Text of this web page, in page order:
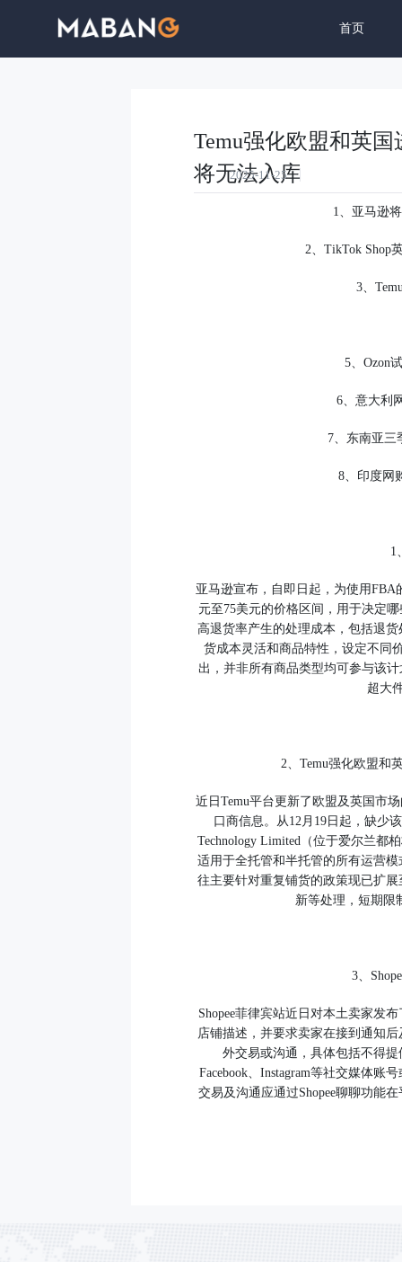
首页
Temu强化欧盟和英
将无法入库
2025-11-25
1、亚马逊
2、TikTok Shop
3、
5、Ozon
6、意大利
7、东南亚三
8、印度网
1
亚马逊宣布，自即日起，为使用FBA
元至75美元的价格区间，用于决定
高退货率产生的处理成本，包括退
货成本灵活和商品特性，设定不同
出，并非所有商品类型均可参与该
超大
2、Temu强化欧盟和
近日Temu平台更新了欧盟及英国市
口商信息。从12月19日起，缺少
Technology Limited（位于爱尔兰都
适用于全托管和半托管的所有运营
往主要针对重复铺货的政策现已扩
新等处理，短期限
3、
Shopee菲律宾站近日对本土卖家发
店铺描述，并要求卖家在接到通知
外交易或沟通，具体包括不得
Facebook、Instagram等社交媒体账
交易及沟通应通过Shopee聊聊功能